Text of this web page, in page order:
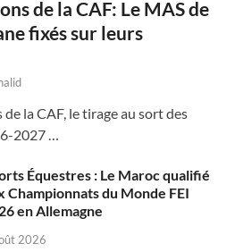
de la CAF: Le MAS de
fixés sur leurs
la CAF, le tirage au sort des
2027 …
Équestres : Le Maroc qualifié
Championnats du Monde FEI
en Allemagne
2026